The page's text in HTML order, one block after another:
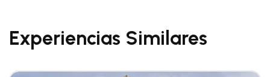
Experiencias Similares